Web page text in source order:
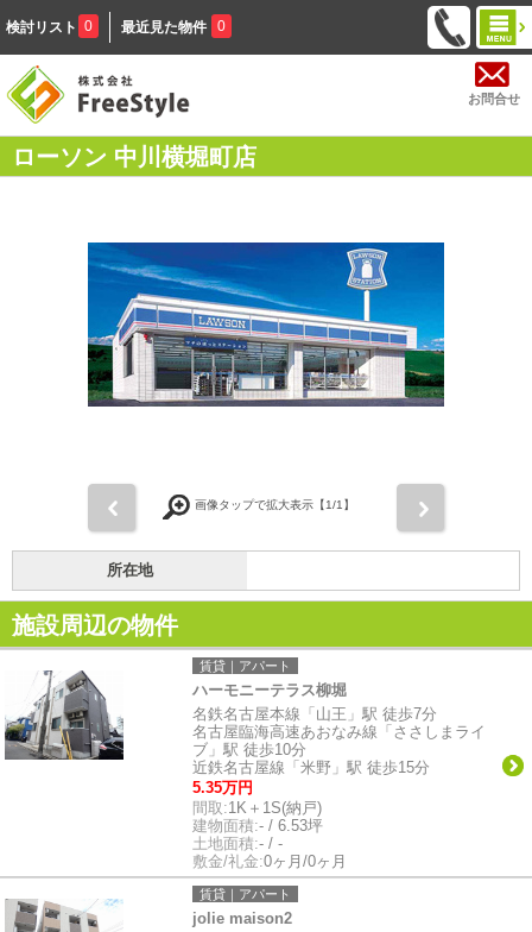
検討リスト 0 最近見た物件 0
お問合せ
ローソン 中川横堀町店
画像タップで拡大表示【1/1】
所在地
施設周辺の物件
賃貸｜アパート
ハーモニーテラス柳堀
名鉄名古屋本線「山王」駅 徒歩7分
名古屋臨海高速あおなみ線「ささしまライ
ブ」駅 徒歩10分
近鉄名古屋線「米野」駅 徒歩15分
5.35万円
間取:1K＋1S(納戸)
建物面積:- / 6.53坪
土地面積:- / -
敷金/礼金:0ヶ月/0ヶ月
賃貸｜アパート
jolie maison2